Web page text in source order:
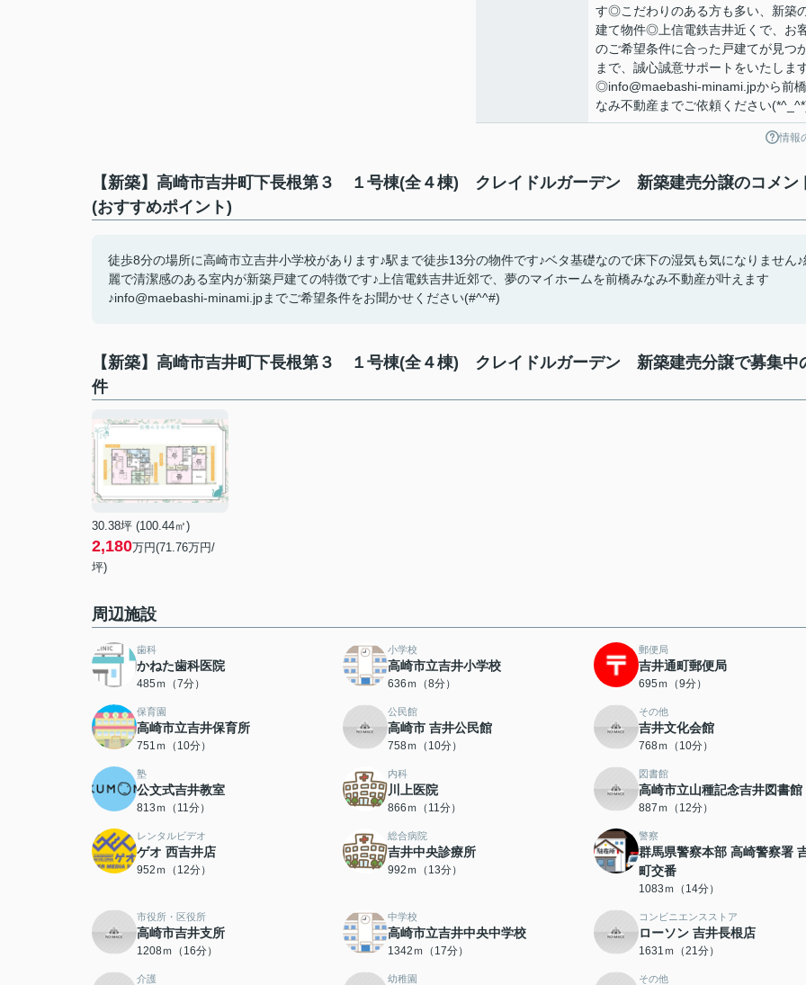
す◎こだわりのある方も多い、新築
建て物件◎上信電鉄吉井近くで、お
のご希望条件に合った戸建てが見つ
まで、誠心誠意サポートをいたしま
◎info@maebashi-minami.jpから前
なみ不動産までご依頼ください
情報
【新築】高崎市吉井町下長根第３ １号棟(全４棟) クレイドルガーデン 新築建売分譲のコメン
(おすすめポイント)
徒歩8分の場所に高崎市立吉井小学校があります♪駅まで徒歩13分の物件です♪ベタ基礎なので床下の湿気も気になりません♪
麗で清潔感のある室内が新築戸建ての特徴です♪上信電鉄吉井近郊で、夢のマイホームを前橋みなみ不動産が叶えます
♪info@maebashi-minami.jpまでご希望条件をお聞かせください(#^^#)
【新築】高崎市吉井町下長根第３ １号棟(全４棟) クレイドルガーデン 新築建売分譲で募集中
件
30.38坪 (100.44㎡)
2,180万円(71.76万円/
坪)
周辺施設
歯科
かねた歯科医院
485ｍ（7分）
小学校
高崎市立吉井小学校
636ｍ（8分）
郵便局
吉井通町郵便局
695ｍ（9分）
保育園
高崎市立吉井保育所
751ｍ（10分）
公民館
高崎市 吉井公民館
758ｍ（10分）
その他
吉井文化会館
768ｍ（10分）
塾
公文式吉井教室
813ｍ（11分）
内科
川上医院
866ｍ（11分）
図書館
高崎市立山種記念吉井図書館
887ｍ（12分）
レンタルビデオ
ゲオ 西吉井店
952ｍ（12分）
総合病院
吉井中央診療所
992ｍ（13分）
警察
群馬県警察本部 高崎警察署
町交番
1083ｍ（14分）
市役所・区役所
高崎市吉井支所
1208ｍ（16分）
中学校
高崎市立吉井中央中学校
1342ｍ（17分）
コンビニエンスストア
ローソン 吉井長根店
1631ｍ（21分）
介護 幼稚園 その他